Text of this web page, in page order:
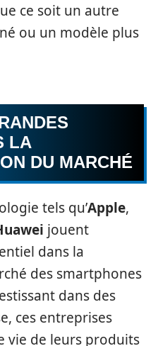
ce soit un autre
ou un modèle plus
LA
DU MARCHÉ
tels qu’Apple,
jouent
dans la
des smartphones
dans des
ces entreprises
vie de leurs produits